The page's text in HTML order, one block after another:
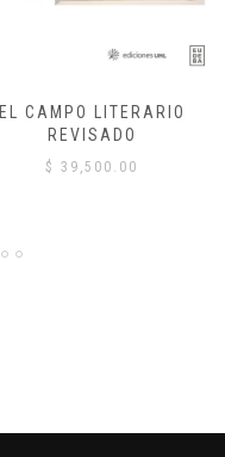
EL CAMPO LITERARIO
REVISADO
$ 39,500.00